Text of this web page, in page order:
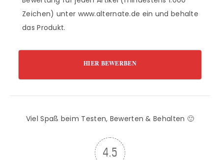
Zeichen) unter www.alternate.de ein und behalte
das Produkt.
HIER BEWERBEN
Viel Spaß beim Testen, Bewerten & Behalten 🙂
4.5